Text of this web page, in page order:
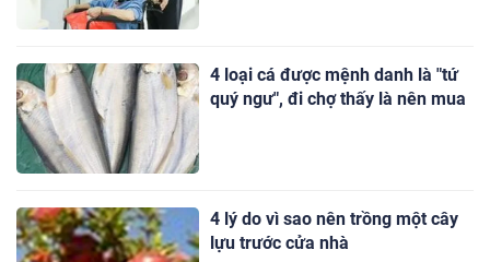
4 loại cá được mệnh danh là "tứ
quý ngư", đi chợ thấy là nên mua
4 lý do vì sao nên trồng một cây
lựu trước cửa nhà